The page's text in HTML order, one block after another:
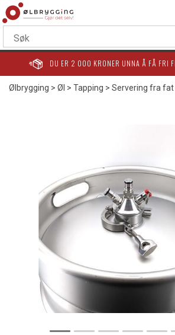
DU ER 2 000 KRONER UNNA Å FÅ FRI
Ølbrygging>Øl >Tapping>Servering fra fat